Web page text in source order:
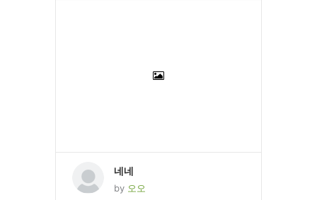
네네
by 오오